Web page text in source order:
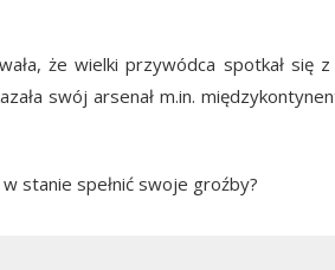
że wielki przywódca spotkał się
swój arsenał m.in.
stanie spełnić swoje groźby?